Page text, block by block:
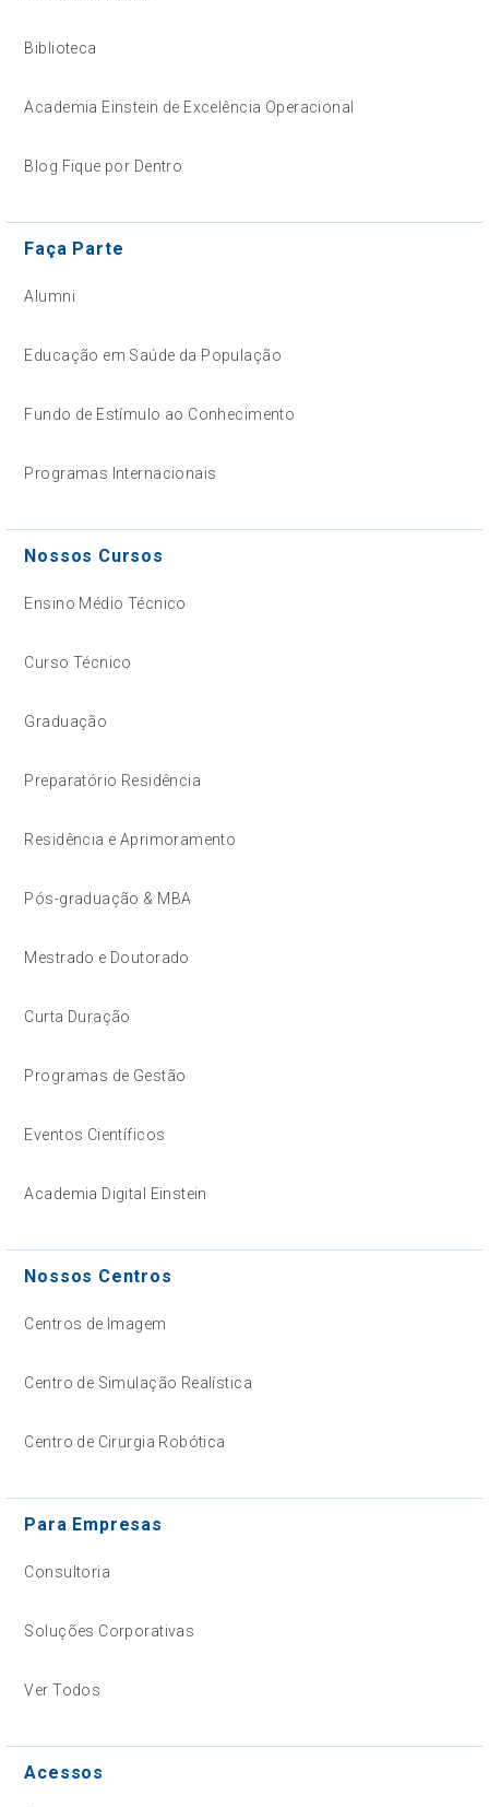
Biblioteca
Academia Einstein de Excelência Operacional
Blog Fique por Dentro
Faça Parte
Alumni
Educação em Saúde da População
Fundo de Estímulo ao Conhecimento
Programas Internacionais
Nossos Cursos
Ensino Médio Técnico
Curso Técnico
Graduação
Preparatório Residência
Residência e Aprimoramento
Pós-graduação & MBA
Mestrado e Doutorado
Curta Duração
Programas de Gestão
Eventos Científicos
Academia Digital Einstein
Nossos Centros
Centros de Imagem
Centro de Simulação Realística
Centro de Cirurgia Robótica
Para Empresas
Consultoria
Soluções Corporativas
Ver Todos
Acessos